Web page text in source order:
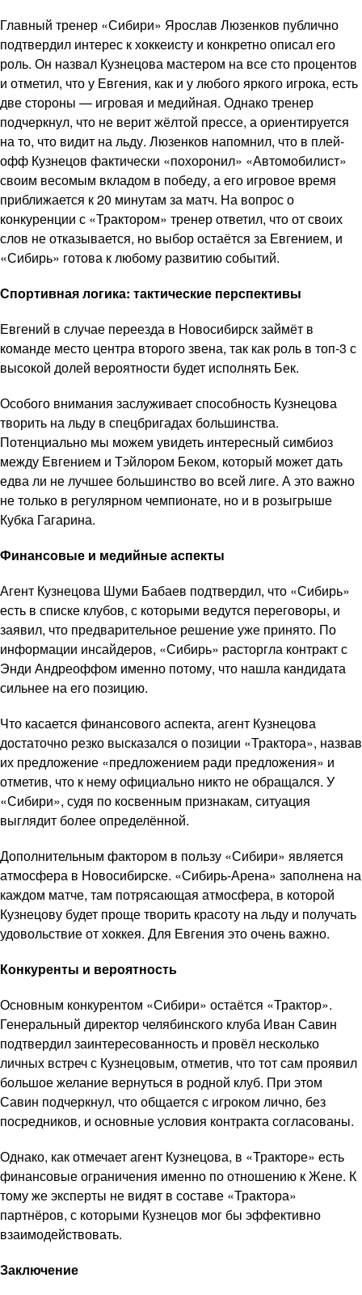
Главный тренер «Сибири» Ярослав Люзенков публично
подтвердил интерес к хоккеисту и конкретно описал его
роль. Он назвал Кузнецова мастером на все сто процентов
и отметил, что у Евгения, как и у любого яркого игрока, есть
две стороны — игровая и медийная. Однако тренер
подчеркнул, что не верит жёлтой прессе, а ориентируется
на то, что видит на льду. Люзенков напомнил, что в плей-
офф Кузнецов фактически «похоронил» «Автомобилист»
своим весомым вкладом в победу, а его игровое время
приближается к 20 минутам за матч. На вопрос о
конкуренции с «Трактором» тренер ответил, что от своих
слов не отказывается, но выбор остаётся за Евгением, и
«Сибирь» готова к любому развитию событий.
Спортивная логика: тактические перспективы
Евгений в случае переезда в Новосибирск займёт в
команде место центра второго звена, так как роль в топ-3 с
высокой долей вероятности будет исполнять Бек.
Особого внимания заслуживает способность Кузнецова
творить на льду в спецбригадах большинства.
Потенциально мы можем увидеть интересный симбиоз
между Евгением и Тэйлором Беком, который может дать
едва ли не лучшее большинство во всей лиге. А это важно
не только в регулярном чемпионате, но и в розыгрыше
Кубка Гагарина.
Финансовые и медийные аспекты
Агент Кузнецова Шуми Бабаев подтвердил, что «Сибирь»
есть в списке клубов, с которыми ведутся переговоры, и
заявил, что предварительное решение уже принято. По
информации инсайдеров, «Сибирь» расторгла контракт с
Энди Андреоффом именно потому, что нашла кандидата
сильнее на его позицию.
Что касается финансового аспекта, агент Кузнецова
достаточно резко высказался о позиции «Трактора», назвав
их предложение «предложением ради предложения» и
отметив, что к нему официально никто не обращался. У
«Сибири», судя по косвенным признакам, ситуация
выглядит более определённой.
Дополнительным фактором в пользу «Сибири» является
атмосфера в Новосибирске. «Сибирь-Арена» заполнена на
каждом матче, там потрясающая атмосфера, в которой
Кузнецову будет проще творить красоту на льду и получать
удовольствие от хоккея. Для Евгения это очень важно.
Конкуренты и вероятность
Основным конкурентом «Сибири» остаётся «Трактор».
Генеральный директор челябинского клуба Иван Савин
подтвердил заинтересованность и провёл несколько
личных встреч с Кузнецовым, отметив, что тот сам проявил
большое желание вернуться в родной клуб. При этом
Савин подчеркнул, что общается с игроком лично, без
посредников, и основные условия контракта согласованы.
Однако, как отмечает агент Кузнецова, в «Тракторе» есть
финансовые ограничения именно по отношению к Жене. К
тому же эксперты не видят в составе «Трактора»
партнёров, с которыми Кузнецов мог бы эффективно
взаимодействовать.
Заключение